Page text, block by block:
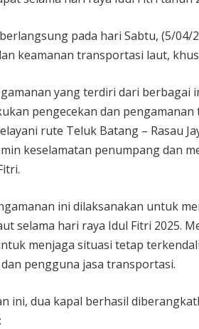
pada hari Sabtu, (5/04/
keamanan transportasi laut,
yang terdiri dari berbagai
pengecekan dan
rute Teluk Batang – Rasau
keselamatan penumpang dan
ini dilaksanakan untuk
selama hari raya Idul Fitri 2025.
menjaga situasi tetap
pengguna jasa transportasi.
ini, dua kapal berhasil